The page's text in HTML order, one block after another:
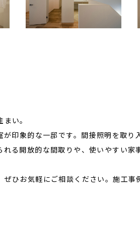
い。
印象的な一邸です。間接照明を取り
る開放的な間取りや、使いやすい家
ひお気軽にご相談ください。施工事